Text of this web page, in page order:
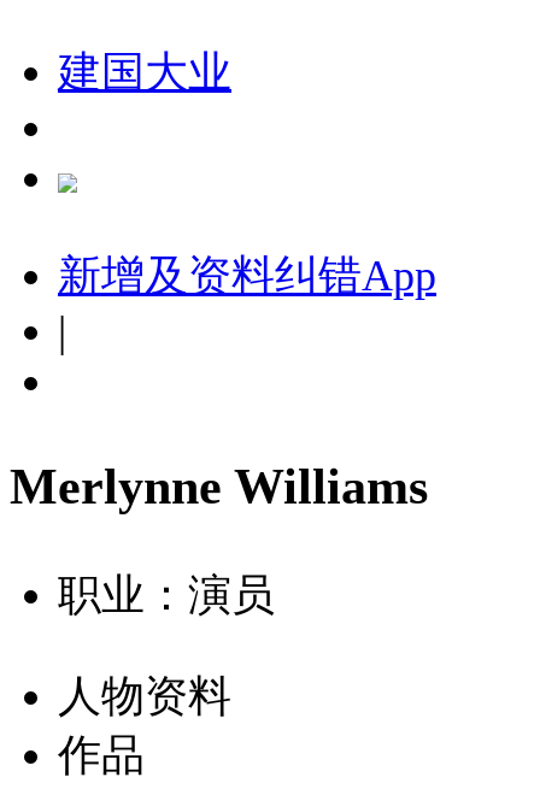
建国大业
新增及资料纠错App
|
Merlynne Williams
职业：演员
人物资料
作品